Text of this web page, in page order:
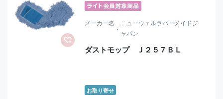
メーカー名
ニューウェルラバーメイドジ
ャパン
ダストモップ Ｊ２５７ＢＬ
お取り寄せ